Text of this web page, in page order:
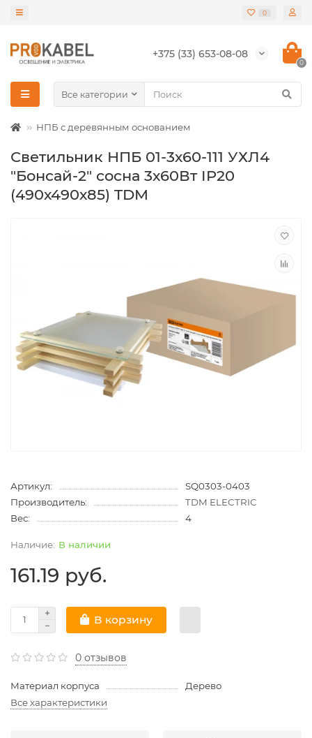
0
+375 (33) 653-08-08
0
Все категории
НПБ с деревянным основанием
Светильник НПБ 01-3х60-111 УХЛ4
"Бонсай-2" сосна 3х60Вт IP20
(490х490х85) TDM
Артикул:
SQ0303-0403
Производитель:
TDM ELECTRIC
Вес:
4
В наличии
161.19 руб.
В корзину
0 отзывов
Материал корпуса
Дерево
Все характеристики